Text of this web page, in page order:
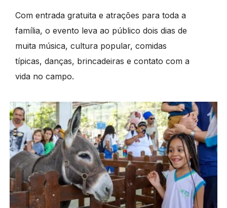
Com entrada gratuita e atrações para toda a
família, o evento leva ao público dois dias de
muita música, cultura popular, comidas
típicas, danças, brincadeiras e contato com a
vida no campo.